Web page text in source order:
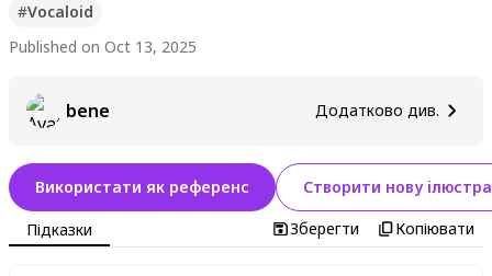
#Vocaloid
Published on Oct 13, 2025
bene Додатково див.
Використати як референс Створити нову
Підказки Зберегти Копіювати